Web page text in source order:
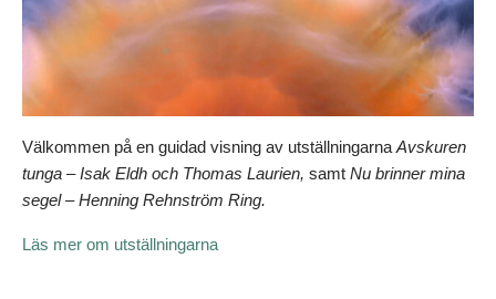
Välkommen på en guidad visning av utställningarna Avskuren
tunga – Isak Eldh och Thomas Laurien, samt Nu brinner mina
segel – Henning Rehnström Ring.
Läs mer om utställningarna